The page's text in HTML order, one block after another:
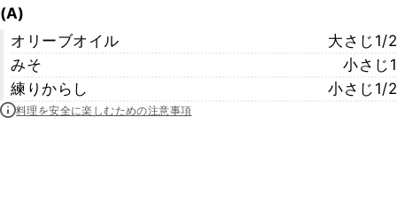
(A)
オリーブオイル
大さじ1/2
みそ
小さじ1
練りからし
小さじ1/2
料理を安全に楽しむための注意事項